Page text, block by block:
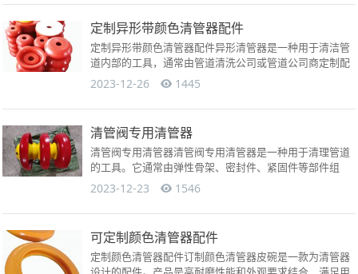
定制异形带颜色清管器配件
定制异形带颜色清管器配件异形清管器是一种用于清洁管
道内部的工具，通常由管道清洗公司或管道公司商定制配
件来满足特定清洗需求。以下是一些常见的异形清管器定
制配件：1....
2023-12-26 1445
清管阀专用清管器
清管阀专用清管器清管阀专用清管器是一种用于清理管道
的工具。它通常由弹性骨架、密封件、紧固件等部件组
成。清管器的弹性骨架一般采用弹性体材质制成，方便形
变通过弯头。密...
2023-12-23 1546
可定制颜色清管器配件
定制颜色清管器配件订制颜色清管器皮碗是一款为清管器